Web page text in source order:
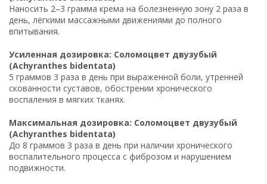
Наносить 2–3 грамма крема на болезненную зону 2 раза в
день, лёгкими массажными движениями до полного
впитывания.
Усиленная дозировка: Соломоцвет двузубый
(Achyranthes bidentata)
5 граммов 3 раза в день при выраженной боли, утренней
скованности суставов, обострении хронического
воспаления в мягких тканях.
Максимальная дозировка: Соломоцвет двузубый
(Achyranthes bidentata)
До 8 граммов 3 раза в день при наличии хронического
воспалительного процесса с фиброзом и нарушением
подвижности.